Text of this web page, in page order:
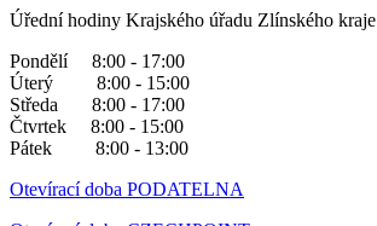
Úřední hodiny Krajského úřadu Zlínského kraje
Pondělí 8:00 - 17:00
Úterý 8:00 - 15:00
Středa 8:00 - 17:00
Čtvrtek 8:00 - 15:00
Pátek 8:00 - 13:00
Otevírací doba PODATELNA